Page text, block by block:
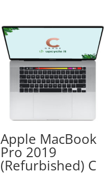
Apple MacBook
Pro 2019
(Refurbished) C